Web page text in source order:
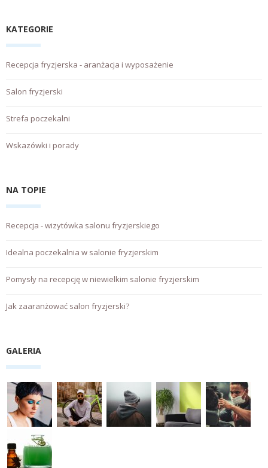
KATEGORIE
Recepcja fryzjerska - aranżacja i wyposażenie
Salon fryzjerski
Strefa poczekalni
Wskazówki i porady
NA TOPIE
Recepcja - wizytówka salonu fryzjerskiego
Idealna poczekalnia w salonie fryzjerskim
Pomysły na recepcję w niewielkim salonie fryzjerskim
Jak zaaranżować salon fryzjerski?
GALERIA